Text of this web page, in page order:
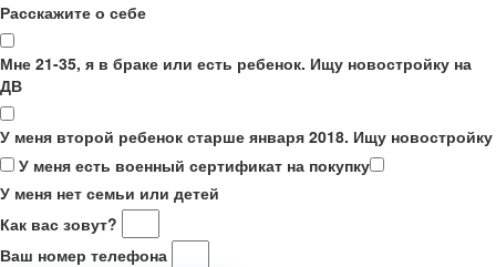
Расскажите о себе
Мне 21-35, я в браке или есть ребенок. Ищу новостройку на
ДВ
У меня второй ребенок старше января 2018. Ищу новостройку
У меня есть военный сертификат на покупку
У меня нет семьи или детей
Как вас зовут?
Ваш номер телефона